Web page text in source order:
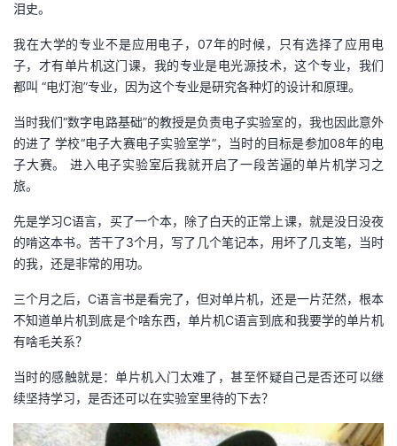
者
我
的
客
我
论
的
子
我
直
播
的
活
我
的
我
泪史。
我在大学的专业不是应用电子，07年的时候，只有选择了应用电
子，才有单片机这门课，我的专业是电光源技术，这个专业，我们
都叫 “电灯泡”专业，因为这个专业是研究各种灯的设计和原理。
当时我们“数字电路基础”的教授是负责电子实验室的，我也因此意外
的进了 学校“电子大赛电子实验室学”，当时的目标是参加08年的电
子大赛。 进入电子实验室后我就开启了一段苦逼的单片机学习之
旅。
先是学习C语言，买了一个本，除了白天的正常上课，就是没日没夜
的啃这本书。苦干了3个月，写了几个笔记本，用坏了几支笔，当时
的我，还是非常的用功。
三个月之后，C语言书是看完了，但对单片机，还是一片茫然，根本
不知道单片机到底是个啥东西，单片机C语言到底和我要学的单片机
有啥毛关系？
当时的感触就是：单片机入门太难了，甚至怀疑自己是否还可以继
续坚持学习，是否还可以在实验室里待的下去？